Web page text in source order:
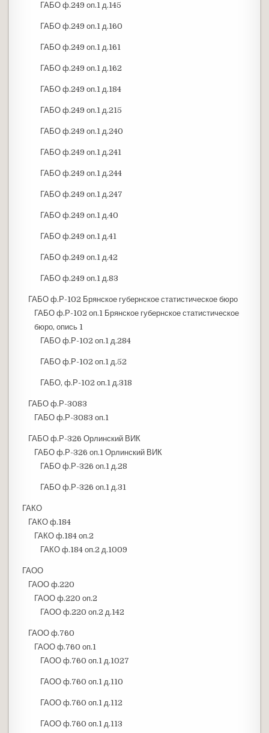
ГАБО ф.249 оп.1 д.145
ГАБО ф.249 оп.1 д.160
ГАБО ф.249 оп.1 д.161
ГАБО ф.249 оп.1 д.162
ГАБО ф.249 оп.1 д.184
ГАБО ф.249 оп.1 д.215
ГАБО ф.249 оп.1 д.240
ГАБО ф.249 оп.1 д.241
ГАБО ф.249 оп.1 д.244
ГАБО ф.249 оп.1 д.247
ГАБО ф.249 оп.1 д.40
ГАБО ф.249 оп.1 д.41
ГАБО ф.249 оп.1 д.42
ГАБО ф.249 оп.1 д.83
ГАБО ф.Р-102 Брянское губернское статистическое бюро
ГАБО ф.Р-102 оп.1 Брянское губернское статистическое
бюро, опись 1
ГАБО ф.Р-102 оп.1 д.284
ГАБО ф.Р-102 оп.1 д.52
ГАБО, ф.Р-102 оп.1 д.318
ГАБО ф.Р-3083
ГАБО ф.Р-3083 оп.1
ГАБО ф.Р-326 Орлинский ВИК
ГАБО ф.Р-326 оп.1 Орлинский ВИК
ГАБО ф.Р-326 оп.1 д.28
ГАБО ф.Р-326 оп.1 д.31
ГАКО
ГАКО ф.184
ГАКО ф.184 оп.2
ГАКО ф.184 оп.2 д.1009
ГАОО
ГАОО ф.220
ГАОО ф.220 оп.2
ГАОО ф.220 оп.2 д.142
ГАОО ф.760
ГАОО ф.760 оп.1
ГАОО ф.760 оп.1 д.1027
ГАОО ф.760 оп.1 д.110
ГАОО ф.760 оп.1 д.112
ГАОО ф.760 оп.1 д.113